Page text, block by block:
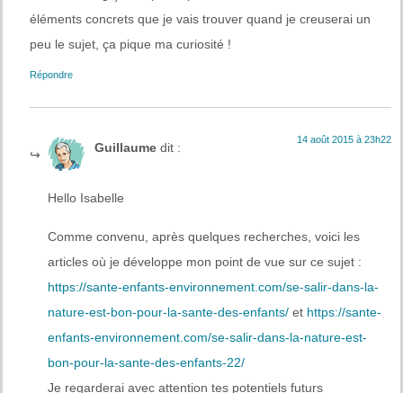
éléments concrets que je vais trouver quand je creuserai un
peu le sujet, ça pique ma curiosité !
Répondre
Guillaume dit :
14 août 2015 à 23h22
Hello Isabelle
Comme convenu, après quelques recherches, voici les
articles où je développe mon point de vue sur ce sujet :
https://sante-enfants-environnement.com/se-salir-dans-la-
nature-est-bon-pour-la-sante-des-enfants/ et https://sante-
enfants-environnement.com/se-salir-dans-la-nature-est-
bon-pour-la-sante-des-enfants-22/
Je regarderai avec attention tes potentiels futurs